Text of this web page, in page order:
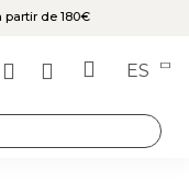
partir de 180€
ES